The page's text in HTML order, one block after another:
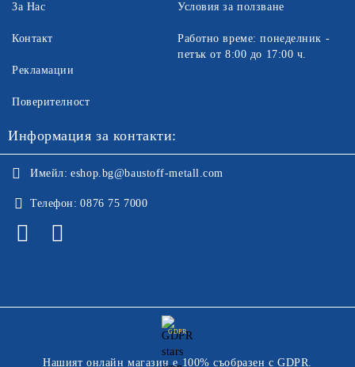
За Нас
Контакт
Рекламации
Поверителност
Условия за ползване
Работно време: понеделник -
петък от 8:00 до 17:00 ч.
Информация за контакти:
Имейл: eshop.bg@baustoff-metall.com
Телефон: 0876 75 7000
GDPR
Нашият онлайн магазин е 100% съобразен с GDPR.